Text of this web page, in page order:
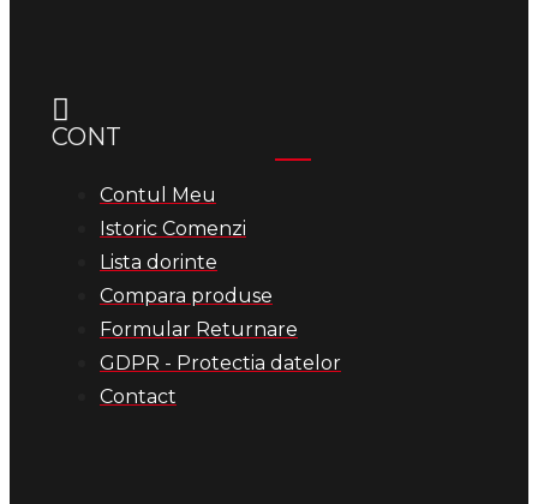
CONT
Contul Meu
Istoric Comenzi
Lista dorinte
Compara produse
Formular Returnare
GDPR - Protectia datelor
Contact